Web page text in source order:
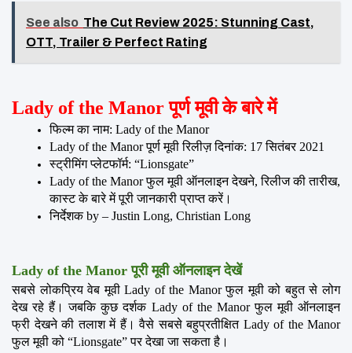
See also The Cut Review 2025: Stunning Cast,
OTT, Trailer & Perfect Rating
Lady of the Manor पूर्ण मूवी के बारे में
फिल्म का नाम: Lady of the Manor
Lady of the Manor पूर्ण मूवी रिलीज़ दिनांक: 17 सितंबर 2021
स्ट्रीमिंग प्लेटफॉर्म: “Lionsgate”
Lady of the Manor फुल मूवी ऑनलाइन देखने, रिलीज की तारीख,
कास्ट के बारे में पूरी जानकारी प्राप्त करें।
निर्देशक by – Justin Long, Christian Long
Lady of the Manor पूरी मूवी ऑनलाइन देखें
सबसे लोकप्रिय वेब मूवी Lady of the Manor फुल मूवी को बहुत से लोग
देख रहे हैं। जबकि कुछ दर्शक Lady of the Manor फुल मूवी ऑनलाइन
फ्री देखने की तलाश में हैं। वैसे सबसे बहुप्रतीक्षित Lady of the Manor
फुल मूवी को “Lionsgate” पर देखा जा सकता है।